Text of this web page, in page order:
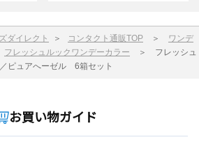
ダイレクト ＞ コンタクト通販TOP ＞ ワンデ
フレッシュルックワンデーカラー ＞ フレッシュ
ピュアへーゼル 6箱セット
お買い物ガイド